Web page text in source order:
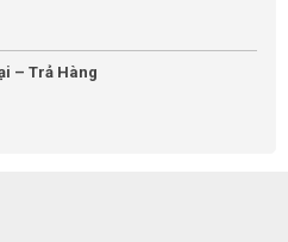
– Trả Hàng